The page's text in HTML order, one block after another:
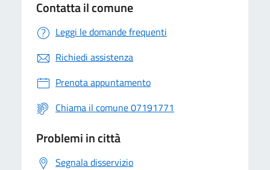
Contatta il comune
Leggi le domande frequenti
Richiedi assistenza
Prenota appuntamento
Chiama il comune 07191771
Problemi in città
Segnala disservizio